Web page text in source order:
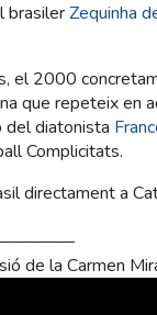
brasilerZequinha
el 2000
que repeteix en
del diatonista
Complicitats.
directament a
de la Carmen